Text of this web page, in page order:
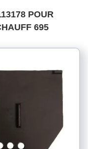
POUR
695